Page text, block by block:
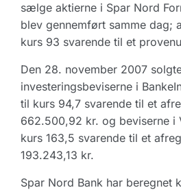
sælge aktierne i Spar Nord
blev gennemført samme dag;
kurs 93 svarende til et
Den 28. november 2007
investeringsbeviserne i
til kurs 94,7 svarende til et
662.500,92 kr. og beviserne i
kurs 163,5 svarende til et
193.243,13 kr.
Spar Nord Bank har beregnet